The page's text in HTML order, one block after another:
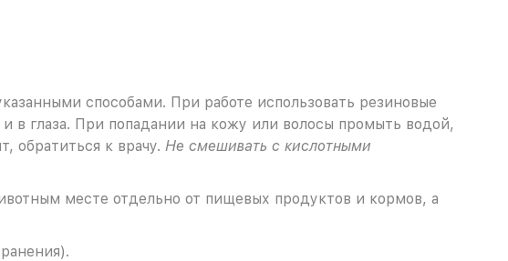
способами. При работе использовать резиновые
в глаза. При попадании на кожу или волосы промыть водой,
обратиться к врачу. Не смешивать с кислотными
месте отдельно от пищевых продуктов и кормов, а